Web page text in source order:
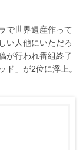
で世界遺産作って
い人他にいただろ
が行われ番組終了
ド」が2位に浮上。